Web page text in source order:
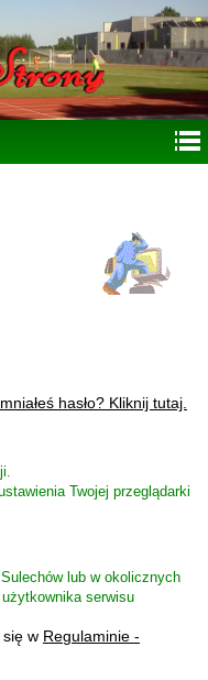
hasło? Kliknij tutaj.
Twojej przeglądarki
lub w okolicznych
serwisu
w Regulaminie -